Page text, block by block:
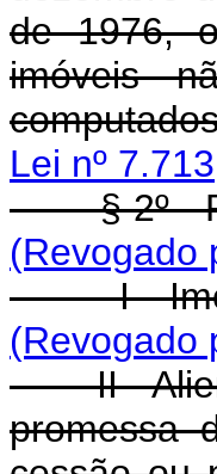
de 1976,
imóveis
Lei nº
§ 2º -
(Revogado
I -
(Revogado
II -
promessa